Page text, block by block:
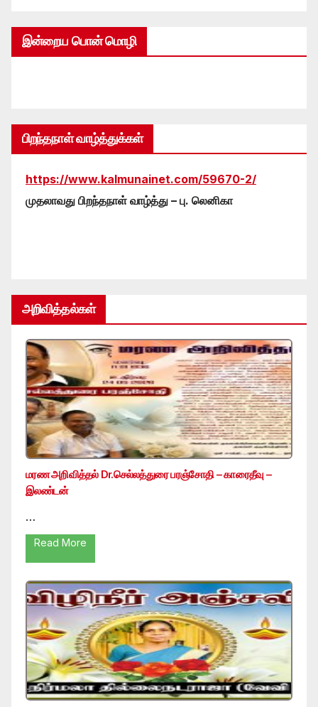
இன்றைய பொன் மொழி
பிறந்தநாள் வாழ்த்துக்கள்
https://www.kalmunainet.com/59670-2/
முதலாவது பிறந்தநாள் வாழ்த்து – பு. லெனிகா
அறிவித்தல்கள்
மரண அறிவித்தல் Dr.செல்லத்துரை பரஞ்சோதி – காரைதீவு –
இலண்டன்
…
Read More